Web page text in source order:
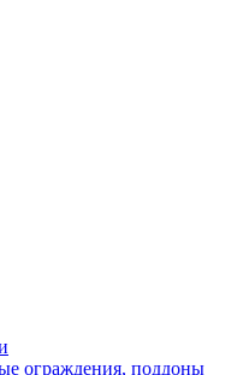
ограждения, поддоны